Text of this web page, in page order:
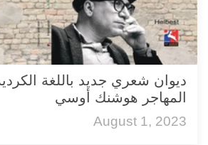
ديوان شعري جديد باللغة
المهاجر هوشنك أوسي
August 1, 2023